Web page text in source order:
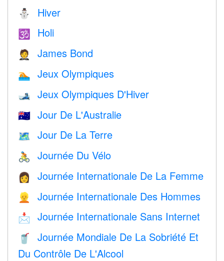
⛄ Hiver
🕉 Holi
🤵 James Bond
🏊 Jeux Olympiques
🎿 Jeux Olympiques D'Hiver
🇦🇺 Jour De L'Australie
🗺️ Jour De La Terre
🚴 Journée Du Vélo
👩 Journée Internationale De La Femme
👱 Journée Internationale Des Hommes
📩 Journée Internationale Sans Internet
🥤
Journée Mondiale De La Sobriété Et
Du Contrôle De L'Alcool